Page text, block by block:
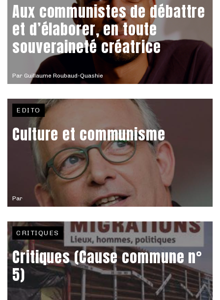
Par Guillaume Roubaud-Quashie
Aux communistes de débattre
et d’élaborer, en toute
souveraineté créatrice
Par
EDITO
Culture et communisme
CRITIQUES
Critiques (Cause commune n°
5)